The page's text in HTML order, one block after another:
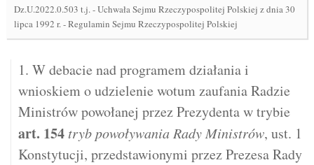
Dz.U.2022.0.503 t.j.-Uchwała Sejmu Rzeczypospolitej Polskiej z dnia 30
lipca 1992 r. - Regulamin Sejmu Rzeczypospolitej Polskiej
1. W debacie nad programem działania i
wnioskiem o udzielenie wotum zaufania Radzie
Ministrów powołanej przez Prezydenta w trybie
art. 154 tryb powoływania Rady Ministrów, ust. 1
Konstytucji, przedstawionymi przez Prezesa Rady